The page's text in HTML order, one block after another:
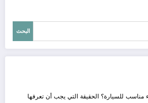
البحث
مناسب للسيارة؟ الحقيقة التي يجب أن تعرفها